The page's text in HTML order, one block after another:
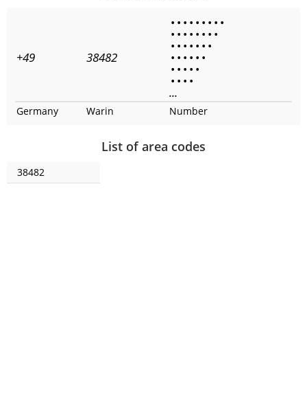
+49 38482
• • • • • • • • •
• • • • • • • •
• • • • • • •
• • • • • •
• • • • •
• • • •
...
Germany Warin Number
List of area codes
38482